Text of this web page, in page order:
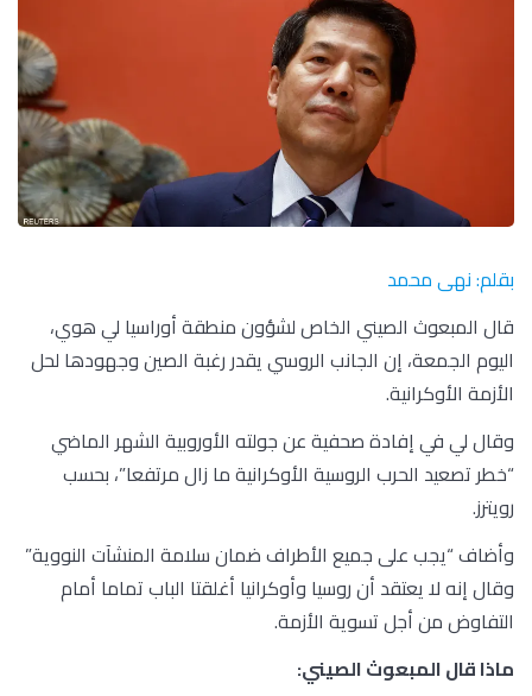
بقلم: نهى محمد
قال المبعوث الصيني الخاص لشؤون منطقة أوراسيا لي هوي،
اليوم الجمعة، إن الجانب الروسي يقدر رغبة الصين وجهودها لحل
الأزمة الأوكرانية.
وقال لي في إفادة صحفية عن جولته الأوروبية الشهر الماضي
“خطر تصعيد الحرب الروسية الأوكرانية ما زال مرتفعا”، بحسب
رويترز.
وأضاف “يجب على جميع الأطراف ضمان سلامة المنشآت النووية”
وقال إنه لا يعتقد أن روسيا وأوكرانيا أغلقتا الباب تماما أمام
التفاوض من أجل تسوية الأزمة.
ماذا قال المبعوث الصيني: